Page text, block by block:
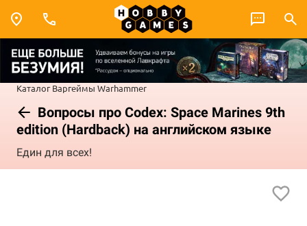
Каталог Варгеймы Warhammer
Вопросы про Codex: Space Marines 9th
edition (Hardback) на английском языке
Един для всех!